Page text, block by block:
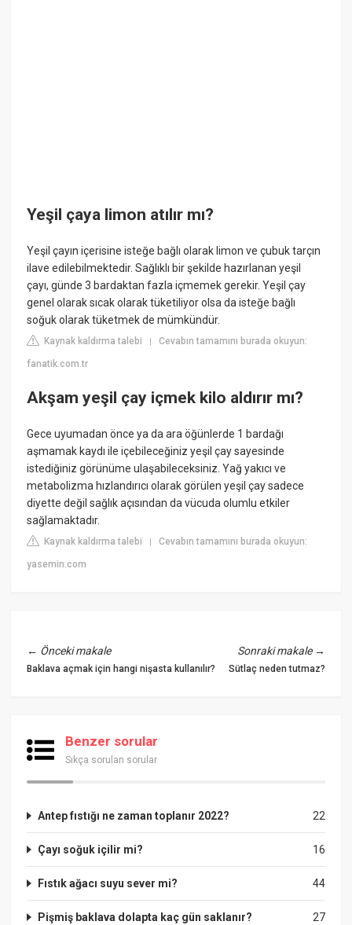
Yeşil çaya limon atılır mı?
Yeşil çayın içerisine isteğe bağlı olarak limon ve çubuk tarçın
ilave edilebilmektedir. Sağlıklı bir şekilde hazırlanan yeşil
çayı, günde 3 bardaktan fazla içmemek gerekir. Yeşil çay
genel olarak sıcak olarak tüketiliyor olsa da isteğe bağlı
soğuk olarak tüketmek de mümkündür.
Kaynak kaldırma talebi |Cevabın tamamını burada okuyun:
fanatik.com.tr
Akşam yeşil çay içmek kilo aldırır mı?
Gece uyumadan önce ya da ara öğünlerde 1 bardağı
aşmamak kaydı ile içebileceğiniz yeşil çay sayesinde
istediğiniz görünüme ulaşabileceksiniz. Yağ yakıcı ve
metabolizma hızlandırıcı olarak görülen yeşil çay sadece
diyette değil sağlık açısından da vücuda olumlu etkiler
sağlamaktadır.
Kaynak kaldırma talebi |Cevabın tamamını burada okuyun:
yasemin.com
← Önceki makale
Baklava açmak için hangi nişasta kullanılır?
Sonraki makale→
Sütlaç neden tutmaz?
Benzer sorular
Sıkça sorulan sorular
22
Antep fıstığı ne zaman toplanır 2022?
16
Çayı soğuk içilir mi?
44
Fıstık ağacı suyu sever mi?
27
Pişmiş baklava dolapta kaç gün saklanır?